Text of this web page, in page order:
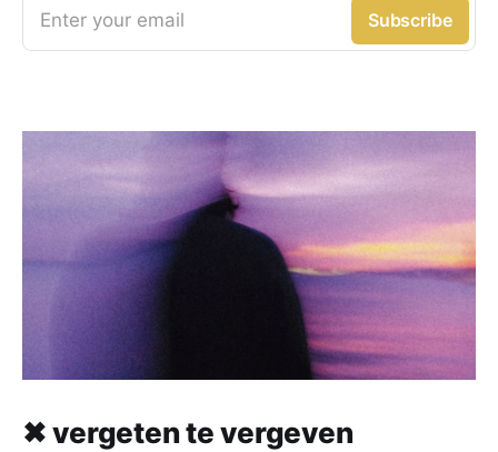
Enter your email Subscribe
✖ vergeten te vergeven